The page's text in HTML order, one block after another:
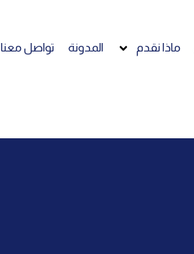
ماذا نقدم المدونة تواصل معنا